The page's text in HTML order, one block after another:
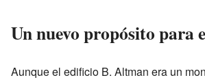
Un nuevo propósito para
Aunque el edificio B. Altman era un